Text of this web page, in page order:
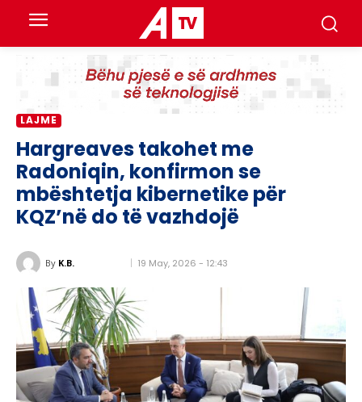
LAJME
Hargreaves takohet me
Radoniqin, konfirmon se
mbështetja kibernetike për
KQZ’në do të vazhdojë
By K.B. 19 May, 2026 - 12:43